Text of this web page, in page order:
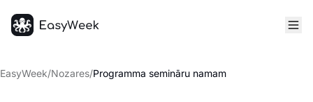
EasyWeek/Nozares/Programma semināru namam